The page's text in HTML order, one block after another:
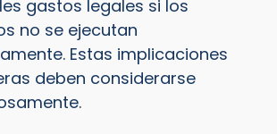
gastos legales si los
no se ejecutan
Estas implicaciones
deben considerarse